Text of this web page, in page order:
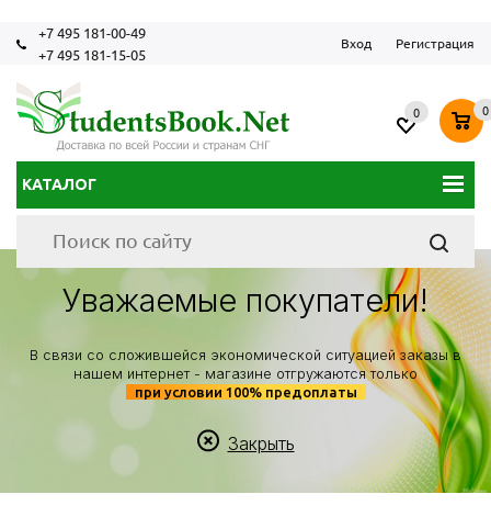
+7 495 181-00-49
+7 495 181-15-05
Вход Регистрация
КАТАЛОГ
0 0
Уважаемые покупатели!
В связи со сложившейся экономической ситуацией заказы в
нашем интернет - магазине отгружаются только
при условии 100% предоплаты
Закрыть